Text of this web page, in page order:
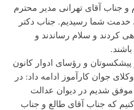
جناب آقای تهرانی مدیر محترم
خدمت شما رسیدیم. جناب دکتر
کردند و سلام رساندند و
و رؤسای ادوار کانون
جوان کارآموز ادامه داد: در
شدیم در دیوان عدالت
کنیم که جناب آقای طالع و جناب